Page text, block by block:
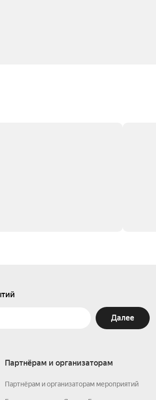
Далее
Партнёрам и организаторам
Партнёрам и организаторам мероприятий